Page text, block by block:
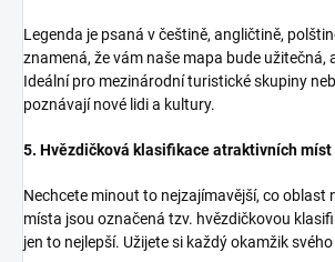
Legenda je psaná v češtině, angličtině,
znamená, že vám naše mapa bude užitečná,
Ideální pro mezinárodní turistické skupiny
poznávají nové lidi a kultury.
5. Hvězdičková klasifikace atraktivních míst
Nechcete minout to nejzajímavější, co oblast
místa jsou označená tzv. hvězdičkovou
jen to nejlepší. Užijete si každý okamžik